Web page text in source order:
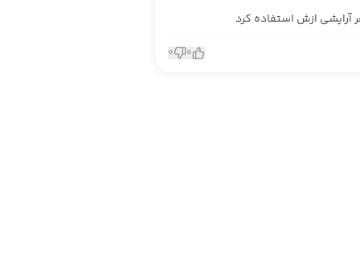
آرایشی ازش استفاده کرد
0
0